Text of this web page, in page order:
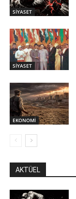
SİYASET
SİYASET
EKONOMİ
AKTÜEL